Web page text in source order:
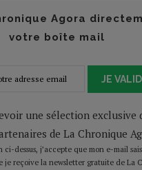
Agora
votre boîte mail
JE
une sélection exclusive
de La Chronique
dessus, j’accepte que mon e-mail
je reçoive la newsletter gratuite de La